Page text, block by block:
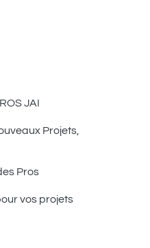
JAI
Projets,
Pros
vos projets